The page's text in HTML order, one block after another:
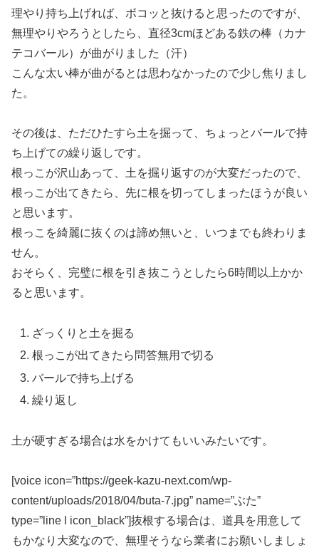
理やり持ち上げれば、ボコッと抜けると思ったのですが、
無理やりやろうとしたら、直径3cmほどある鉄の棒（カナ
テコバール）が曲がりました（汗）
こんな太い棒が曲がるとは思わなかったので少し焦りまし
た。
その後は、ただひたすら土を掘って、ちょっとバールで持
ち上げての繰り返しです。
根っこが沢山あって、土を掘り返すのが大変だったので、
根っこが出てきたら、先に根を切ってしまったほうが良い
と思います。
根っこを綺麗に抜くのは諦め無いと、いつまでも終わりま
せん。
おそらく、完璧に根を引き抜こうとしたら6時間以上かか
ると思います。
ざっくりと土を掘る
根っこが出てきたら問答無用で切る
バールで持ち上げる
繰り返し
土が硬すぎる場合は水をかけてもいいみたいです。
[voice icon=”https://geek-kazu-next.com/wp-
content/uploads/2018/04/buta-7.jpg” name=”ぶた”
type=”line l icon_black”]抜根する場合は、道具を用意して
もかなり大変なので、無理そうなら業者にお願いしましょ